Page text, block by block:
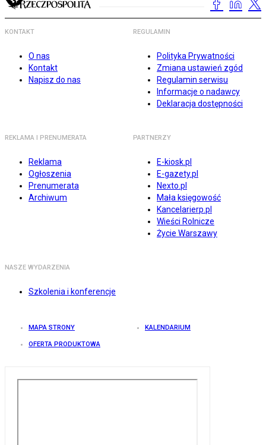
KONTAKT
O nas
Kontakt
Napisz do nas
REGULAMIN
Polityka Prywatności
Zmiana ustawień zgód
Regulamin serwisu
Informacje o nadawcy
Deklaracja dostępności
REKLAMA I PRENUMERATA
Reklama
Ogłoszenia
Prenumerata
Archiwum
PARTNERZY
E-kiosk.pl
E-gazety.pl
Nexto.pl
Mała księgowość
Kancelarierp.pl
Wieści Rolnicze
Życie Warszawy
NASZE WYDARZENIA
Szkolenia i konferencje
MAPA STRONY KALENDARIUM
OFERTA PRODUKTOWA